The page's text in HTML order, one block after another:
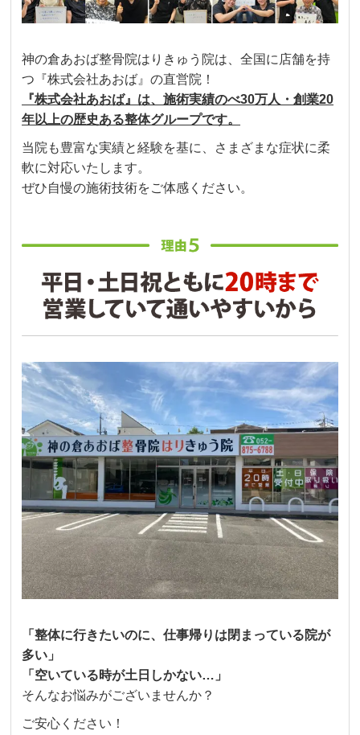
神の倉あおば整骨院はりきゅう院は、全国に店舗を持
つ『株式会社あおば』の直営院！
『株式会社あおば』は、施術実績のべ30万人・創業20
年以上の歴史ある整体グループです。
当院も豊富な実績と経験を基に、さまざまな症状に柔
軟に対応いたします。
ぜひ自慢の施術技術をご体感ください。
「整体に行きたいのに、仕事帰りは閉まっている院が
多い」
「空いている時が土日しかない…」
そんなお悩みがございませんか？
ご安心ください！